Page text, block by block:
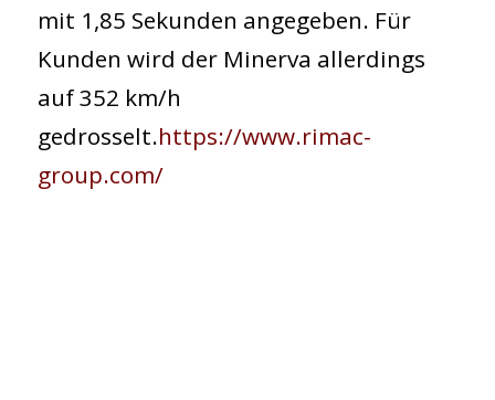
mit 1,85 Sekunden angegeben. Für
Kunden wird der Minerva allerdings
auf 352 km/h
gedrosselt.https://www.rimac-
group.com/